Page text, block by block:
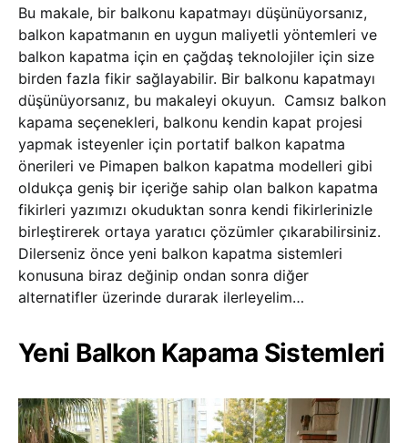
Bu makale, bir balkonu kapatmayı düşünüyorsanız,
balkon kapatmanın en uygun maliyetli yöntemleri ve
balkon kapatma için en çağdaş teknolojiler için size
birden fazla fikir sağlayabilir. Bir balkonu kapatmayı
düşünüyorsanız, bu makaleyi okuyun. Camsız balkon
kapama seçenekleri, balkonu kendin kapat projesi
yapmak isteyenler için portatif balkon kapatma
önerileri ve Pimapen balkon kapatma modelleri gibi
oldukça geniş bir içeriğe sahip olan balkon kapatma
fikirleri yazımızı okuduktan sonra kendi fikirlerinizle
birleştirerek ortaya yaratıcı çözümler çıkarabilirsiniz.
Dilerseniz önce yeni balkon kapatma sistemleri
konusuna biraz değinip ondan sonra diğer
alternatifler üzerinde durarak ilerleyelim…
Yeni Balkon Kapama Sistemleri